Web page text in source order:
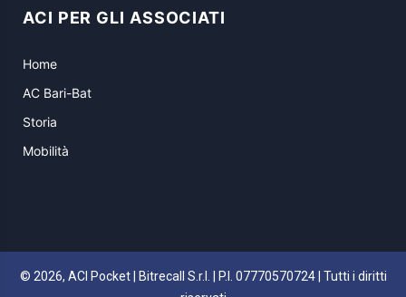
ACI PER GLI ASSOCIATI
Home
AC Bari-Bat
Storia
Mobilità
© 2026, ACI Pocket | Bitrecall S.r.l. | P.I. 07770570724 | Tutti i diritti